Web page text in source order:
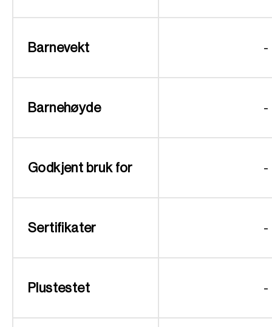
Barnevekt -
Barnehøyde -
Godkjent bruk for -
Sertifikater -
Plustestet -